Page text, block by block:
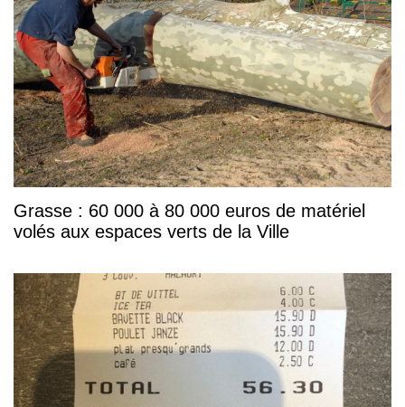
Grasse : 60 000 à 80 000 euros de matériel
volés aux espaces verts de la Ville